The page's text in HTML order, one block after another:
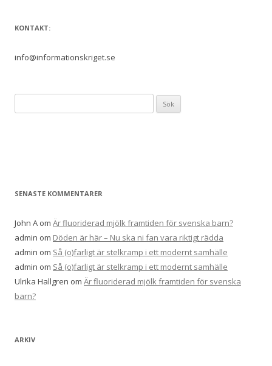
KONTAKT:
info@informationskriget.se
efter:
SENASTE KOMMENTARER
John A om Är fluoriderad mjölk framtiden för svenska barn?
admin om Döden är här – Nu ska ni fan vara riktigt rädda
admin om Så (o)farligt är stelkramp i ett modernt samhälle
admin om Så (o)farligt är stelkramp i ett modernt samhälle
Ulrika Hallgren om Är fluoriderad mjölk framtiden för svenska
barn?
ARKIV